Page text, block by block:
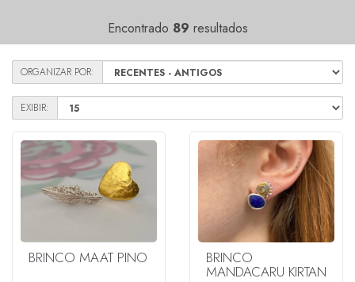
Encontrado 89 resultados
ORGANIZAR POR:
EXIBIR:
BRINCO MAAT PINO BRINCO
MANDACARU KIRTAN